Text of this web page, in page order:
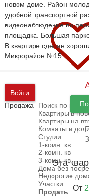
Войти
Продажа
Поиск по карте
Квартиры в
Квартиры на
Комнаты и доли
Студии
1-комн. кв
2-комн. кв
3-комн. кв
Дома без
Недорогие
Участки
Продать
новом доме. Район
удобной транспортной
видеонаблюдение по
площадка. Большая
В квартире сделан
Микрорайон №15
Эта
От